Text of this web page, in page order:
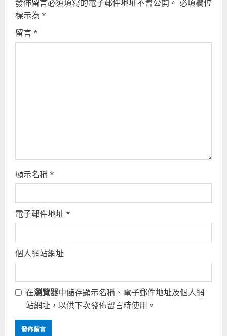
R
e
發佈留言必須填寫的電子郵件地址不會公開。 必填欄位
標示為 *
留言*
顯示名稱*
電子郵件地址*
個人網站網址
在瀏覽器中儲存顯示名稱、電子郵件地址及個人網
站網址，以供下次發佈留言時使用。